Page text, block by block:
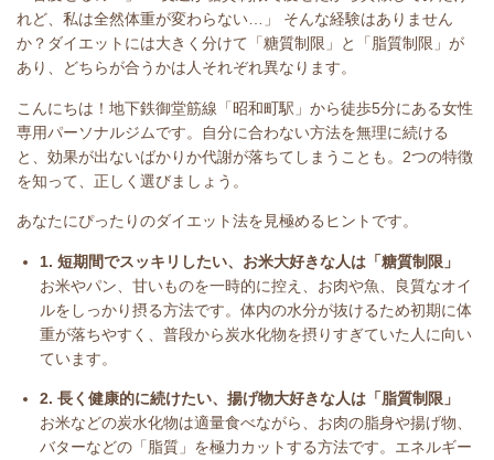
れど、私は全然体重が変わらない…」 そんな経験はありません
か？ダイエットには大きく分けて「糖質制限」と「脂質制限」が
あり、どちらが合うかは人それぞれ異なります。
こんにちは！地下鉄御堂筋線「昭和町駅」から徒歩5分にある女性
専用パーソナルジムです。自分に合わない方法を無理に続ける
と、効果が出ないばかりか代謝が落ちてしまうことも。2つの特徴
を知って、正しく選びましょう。
あなたにぴったりのダイエット法を見極めるヒントです。
1. 短期間でスッキリしたい、お米大好きな人は「糖質制限」
お米やパン、甘いものを一時的に控え、お肉や魚、良質なオイ
ルをしっかり摂る方法です。体内の水分が抜けるため初期に体
重が落ちやすく、普段から炭水化物を摂りすぎていた人に向い
ています。
2. 長く健康的に続けたい、揚げ物大好きな人は「脂質制限」
お米などの炭水化物は適量食べながら、お肉の脂身や揚げ物、
バターなどの「脂質」を極力カットする方法です。エネルギー